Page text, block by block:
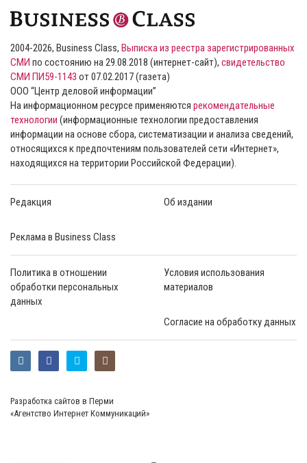
2004-2026, Business Class, Выписка из реестра зарегистрированных
СМИ по состоянию на 29.08.2018 (интернет-сайт), свидетельство
СМИ ПИ59-1143 от 07.02.2017 (газета)
ООО “Центр деловой информации”
На информационном ресурсе применяются рекомендательные
технологии (информационные технологии предоставления
информации на основе сбора, систематизации и анализа сведений,
относящихся к предпочтениям пользователей сети «Интернет»,
находящихся на территории Российской Федерации).
Редакция Об издании
Реклама в Business Class
Политика в отношении
обработки персональных
данных
Условия использования
материалов
Согласие на обработку данных
Разработка сайтов в Перми
«Агентство Интернет Коммуникаций»